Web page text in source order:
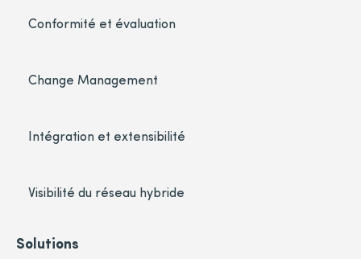
Conformité et évaluation
Change Management
Intégration et extensibilité
Visibilité du réseau hybride
Solutions